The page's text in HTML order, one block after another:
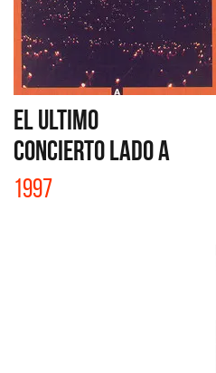
EL ULTIMO
CONCIERTO LADO A
1997